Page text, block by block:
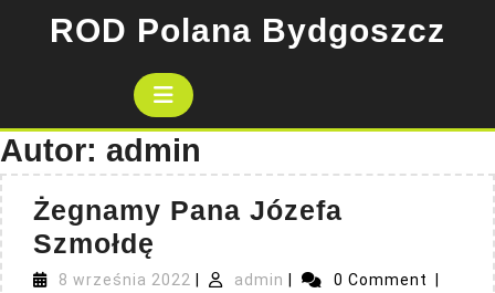
ROD Polana Bydgoszcz
Open
Button
Autor: admin
Żegnamy Pana Józefa
Szmołdę
Pana
8 września 2022 8
admin admin 0 Comment